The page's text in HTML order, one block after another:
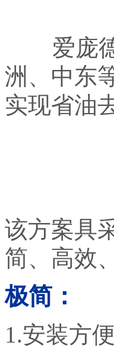
爱庞德
洲、中东
实现省油
该方案具
简、高效
极简：
1.安装方便